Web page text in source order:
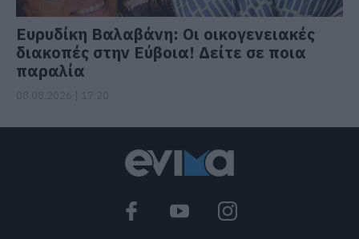
Ευρυδίκη Βαλαβάνη: Οι οικογενειακές
διακοπές στην Εύβοια! Δείτε σε ποια
παραλία